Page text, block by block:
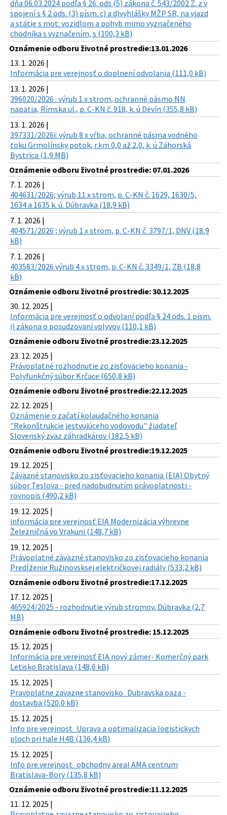
dňa 06.03.2024 podľa § 26. ods (5) zákona č. 543/2002 Z. z v
spojení s § 2 ods. (3) písm. c) a d)vyhlášky MŽP SR, na vjazd
a státie s mot. vozidlom a pohyb mimo vyznačeného
chodníka s vyznačením, s (100,3 kB)
Oznámenie odboru životné prostredie:13.01.2026
13. 1. 2026 |
Informácia pre verejnosť o doplnení odvolania (111,0 kB)
13. 1. 2026 |
396020/2026 : výrub 1 x strom, ochranné pásmo NN
napätia, Rímska ul., p. C-KN č. 918, k. ú Devín (355,8 kB)
13. 1. 2026 |
397331/2026i: výrub 8 x vŕba, ochranné pásma vodného
toku Grmolínsky potok, r.km 0,0 až 2,0, k. ú Záhorská
Bystrica (1,9 MB)
Oznámenie odboru životné prostredie: 07.01.2026
7. 1. 2026 |
404631/2026; výrub 11 x strom, p. C-KN č. 1629, 1630/5,
1634 a 1635 k. ú. Dúbravka (18,9 kB)
7. 1. 2026 |
404571/2026 ; výrub 1 x strom, p. C-KN č. 3797/1, DNV (18,9
kB)
7. 1. 2026 |
403583/2026 výrub 4 x strom, p. C-KN č. 3349/1, ZB (18,8
kB)
Oznámenie odboru životné prostredie: 30.12.2025
30. 12. 2025 |
Informácia pre verejnosť o odvolaní podľa § 24 ods. 1 písm.
i) zákona o posudzovaní vplyvov (110,1 kB)
Oznámenie odboru životné prostredie:23.12.2025
23. 12. 2025 |
Právoplatné rozhodnutie zo zisťovacieho konania -
Polyfunkčný súbor Krčace (650,8 kB)
Oznámenie odboru životné prostredie:22.12.2025
22. 12. 2025 |
Oznámenie o začatí kolaudačného konania
"Rekonštrukcie jestvujúceho vodovodu" žiadateľ
Slovenský zväz záhradkárov (182,5 kB)
Oznámenie odboru životné prostredie:19.12.2025
19. 12. 2025 |
Záväzné stanovisko zo zisťovacieho konania (EIA) Obytný
súbor Teslova - pred nadobudnutím právoplatnosti -
rovnopis (490,2 kB)
19. 12. 2025 |
informácia pre verejnosť EIA Modernizácia výhrevne
Železničná vo Vrakuni (148,7 kB)
19. 12. 2025 |
Právoplatné záväzné stanovisko zo zisťovacieho konania
Predĺženie Ružinovsksej električkovej radiály (533,2 kB)
Oznámenie odboru životné prostredie:17.12.2025
17. 12. 2025 |
465924/2025 - rozhodnutie výrub stromov, Dúbravka (2,7
MB)
Oznámenie odboru životné prostredie: 15.12.2025
15. 12. 2025 |
Informácia pre verejnosť EIA nový zámer- Komerčný park
Letisko Bratislava (148,6 kB)
15. 12. 2025 |
Pravoplatne zavazne stanovisko_Dubravska oaza -
dostavba (520,0 kB)
15. 12. 2025 |
Info pre verejnost_Uprava a optimalizacia logistickych
ploch pri hale H4B (136,4 kB)
15. 12. 2025 |
Info pre verejnost_obchodny areal AMA centrum
Bratislava-Bory (135,8 kB)
Oznámenie odboru životné prostredie:11.12.2025
11. 12. 2025 |